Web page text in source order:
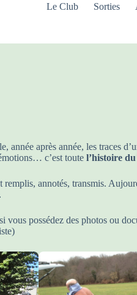
Le Club Sorties
année après année, les traces
c’est toute l’histoire
remplis, annotés, transmis.
vous possédez des photos ou